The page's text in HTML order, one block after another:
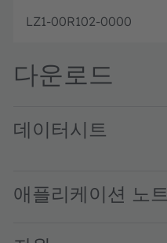
LZ1-00R102-0000
다운로드
데이터시트
애플리케이션 노트